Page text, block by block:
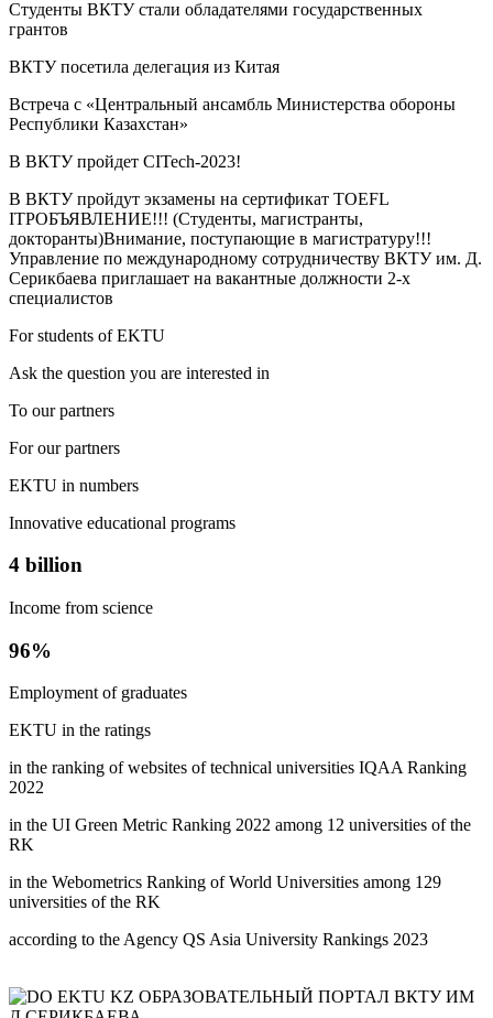
Студенты ВКТУ стали обладателями государственных
грантов
ВКТУ посетила делегация из Китая
Встреча с «Центральный ансамбль Министерства обороны
Республики Казахстан»
В ВКТУ пройдет CITech-2023!
В ВКТУ пройдут экзамены на сертификат TOEFL
ITPОБЪЯВЛЕНИЕ!!! (Студенты, магистранты,
докторанты)Внимание, поступающие в магистратуру!!!
Управление по международному сотрудничеству ВКТУ им. Д.
Серикбаева приглашает на вакантные должности 2-х
специалистов
For students of EKTU
Ask the question you are interested in
To our partners
For our partners
EKTU in numbers
Innovative educational programs
4 billion
Income from science
96%
Employment of graduates
EKTU in the ratings
in the ranking of websites of technical universities IQAA Ranking
2022
in the UI Green Metric Ranking 2022 among 12 universities of the
RK
in the Webometrics Ranking of World Universities among 129
universities of the RK
according to the Agency QS Asia University Rankings 2023